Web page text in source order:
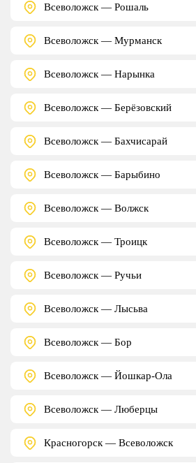
Всеволожск — Рошаль
Всеволожск — Мурманск
Всеволожск — Нарынка
Всеволожск — Берёзовский
Всеволожск — Бахчисарай
Всеволожск — Барыбино
Всеволожск — Волжск
Всеволожск — Троицк
Всеволожск — Ручьи
Всеволожск — Лысьва
Всеволожск — Бор
Всеволожск — Йошкар-Ола
Всеволожск — Люберцы
Красногорск — Всеволожск